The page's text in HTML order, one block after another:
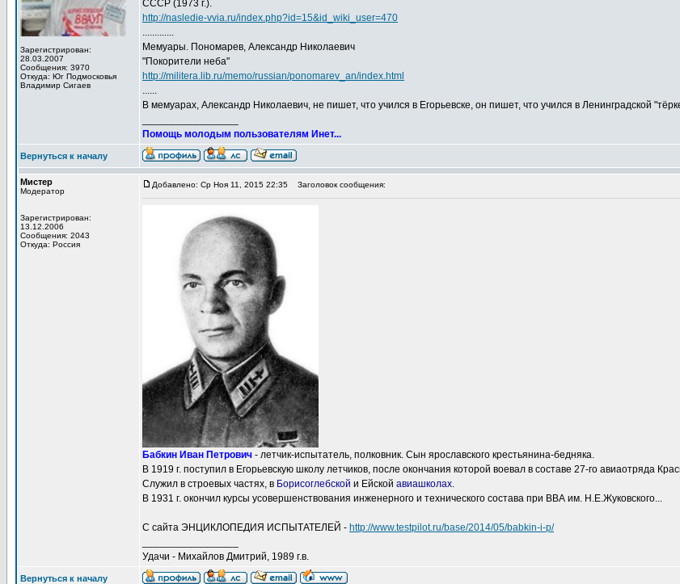
Зарегистрирован:
28.03.2007
Сообщения: 3970
Откуда: Юг Подмосковья
Владимир Сигаев
СССР (1973 г.).
http://nasledie-vvia.ru/index.php?id=15&id_wiki_user=470
.............
Мемуары. Пономарев, Александр Николаевич
"Покорители неба"
http://militera.lib.ru/memo/russian/ponomarev_an/index.html
......
В мемуарах, Александр Николаевич, не пишет, что учился в Егорьевске, он пишет, что учился в Ленинградской
Помощь молодым пользователям Инет...
Вернуться к началу
Мистер
Модератор
Зарегистрирован:
13.12.2006
Сообщения: 2043
Откуда: Россия
Добавлено: Ср Ноя 11, 2015 22:35 Заголовок сообщения:
Бабкин Иван Петрович - летчик-испытатель, полковник. Сын ярославского крестьянина-бедняка.
В 1919 г. поступил в Егорьевскую школу летчиков, после окончания которой воевал в составе 27-го авиаотряда
Служил в строевых частях, в Борисоглебской и Ейской авиашколах.
В 1931 г. окончил курсы усовершенствования инженерного и технического состава при ВВА им. Н.Е.Жуковского...
С сайта ЭНЦИКЛОПЕДИЯ ИСПЫТАТЕЛЕЙ - http://www.testpilot.ru/base/2014/05/babkin-i-p/
Удачи - Михайлов Дмитрий, 1989 г.в.
Вернуться к началу